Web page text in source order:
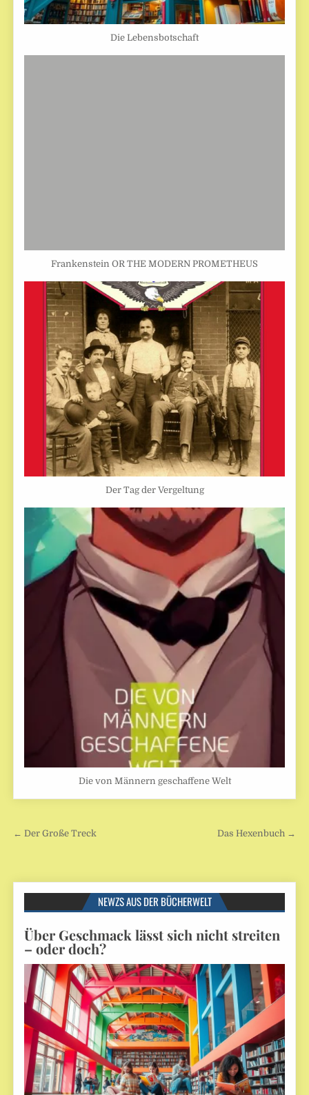
Die Lebensbotschaft
Frankenstein OR THE MODERN PROMETHEUS
Der Tag der Vergeltung
Die von Männern geschaffene Welt
Beitragsnavigation
← Der Große Treck Das Hexenbuch →
NEWZS AUS DER BÜCHERWELT
Über Geschmack lässt sich nicht streiten
– oder doch?